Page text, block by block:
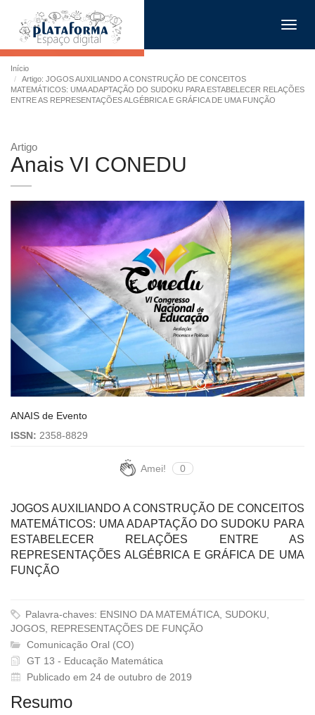
Início
Artigo: JOGOS AUXILIANDO A CONSTRUÇÃO DE CONCEITOS
MATEMÁTICOS: UMA ADAPTAÇÃO DO SUDOKU PARA ESTABELECER RELAÇÕES
ENTRE AS REPRESENTAÇÕES ALGÉBRICA E GRÁFICA DE UMA FUNÇÃO
Artigo
Anais VI CONEDU
ANAIS de Evento
ISSN: 2358-8829
Amei! 0
JOGOS AUXILIANDO A CONSTRUÇÃO DE CONCEITOS
MATEMÁTICOS: UMA ADAPTAÇÃO DO SUDOKU PARA
ESTABELECER RELAÇÕES ENTRE AS
REPRESENTAÇÕES ALGÉBRICA E GRÁFICA DE UMA
FUNÇÃO
Palavra-chaves: ENSINO DA MATEMÁTICA, SUDOKU,
JOGOS, REPRESENTAÇÕES DE FUNÇÃO
Comunicação Oral (CO)
GT 13 - Educação Matemática
Publicado em 24 de outubro de 2019
Resumo